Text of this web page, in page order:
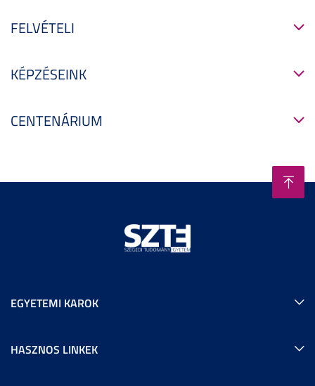
FELVÉTELI
KÉPZÉSEINK
CENTENÁRIUM
EGYETEMI KAROK
HASZNOS LINKEK